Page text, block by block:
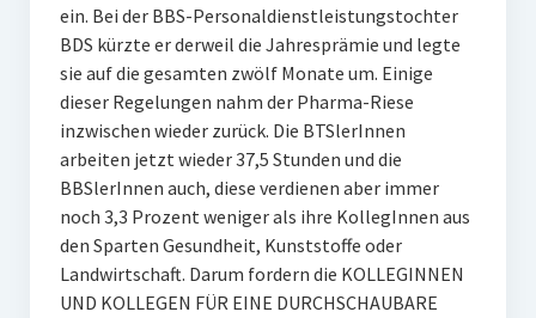
ein. Bei der BBS-Personaldienstleistungstochter
BDS kürzte er derweil die Jahresprämie und legte
sie auf die gesamten zwölf Monate um. Einige
dieser Regelungen nahm der Pharma-Riese
inzwischen wieder zurück. Die BTSlerInnen
arbeiten jetzt wieder 37,5 Stunden und die
BBSlerInnen auch, diese verdienen aber immer
noch 3,3 Prozent weniger als ihre KollegInnen aus
den Sparten Gesundheit, Kunststoffe oder
Landwirtschaft. Darum fordern die KOLLEGINNEN
UND KOLLEGEN FÜR EINE DURCHSCHAUBARE